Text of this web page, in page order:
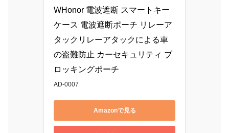
WHonor 電波遮断 スマートキー
ケース 電波遮断ポーチ リレーア
タックリレーアタックによる車
の盗難防止 カーセキュリティ ブ
ロッキングポーチ
AD-0007
Amazonで見る